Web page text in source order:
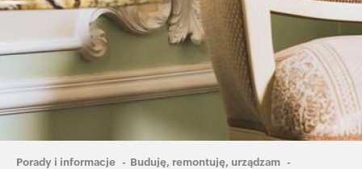
Ścieżka
Porady i informacje
Buduję, remontuję, urządzam